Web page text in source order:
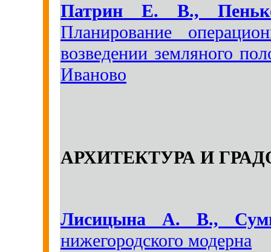
Патрин Е. В.,
Планирование
возведении земляного
Иваново
АРХИТЕКТУРА И
Лисицына А. В.,
нижегородского модерна